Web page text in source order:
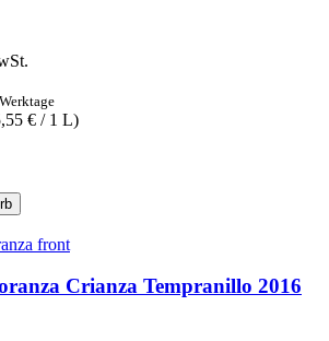
€ / 1 L)
Crianza Tempranillo 2016